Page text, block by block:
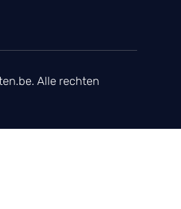
Alle rechten